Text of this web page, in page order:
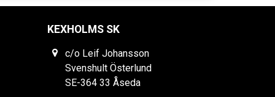
KEXHOLMS SK
c/o Leif Johansson
Svenshult Österlund
SE-364 33 Åseda